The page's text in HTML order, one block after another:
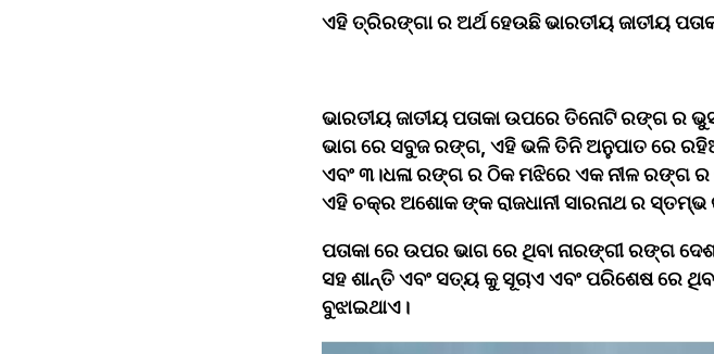
ଏହି ତ୍ରିରଙ୍ଗା ର ଅର୍ଥ ହେଉଛି ଭାରତୀୟ ଜାତୀୟ
ଭାରତୀୟ ଜାତୀୟ ପତାକା ଉପରେ ତିନୋଟି ରଙ୍ଗ ର
ଭାଗ ରେ ସବୁଜ ରଙ୍ଗ, ଏହି ଭଳି ତିନି ଅନୁପାତ ରେ
ଏବଂ ୩।ଧଳା ରଙ୍ଗ ର ଠିକ ମଝିରେ ଏକ ନୀଳ ରଙ୍ଗ
ଏହି ଚକ୍ର ଅଶୋକ ଙ୍କ ରାଜଧାନୀ ସାରନାଥ ର ସ୍ତମ୍ଭ
ପତାକା ରେ ଉପର ଭାଗ ରେ ଥିବା ନାରଙ୍ଗୀ ରଙ୍ଗ
ସହ ଶାନ୍ତି ଏବଂ ସତ୍ୟ କୁ ସୂଚାଏ ଏବଂ ପରିଶେଷ ରେ
ବୁଝାଇଥାଏ।﻿